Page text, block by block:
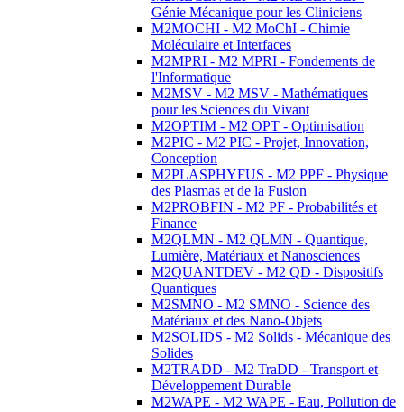
Génie Mécanique pour les Cliniciens
M2MOCHI - M2 MoChI - Chimie
Moléculaire et Interfaces
M2MPRI - M2 MPRI - Fondements de
l'Informatique
M2MSV - M2 MSV - Mathématiques
pour les Sciences du Vivant
M2OPTIM - M2 OPT - Optimisation
M2PIC - M2 PIC - Projet, Innovation,
Conception
M2PLASPHYFUS - M2 PPF - Physique
des Plasmas et de la Fusion
M2PROBFIN - M2 PF - Probabilités et
Finance
M2QLMN - M2 QLMN - Quantique,
Lumière, Matériaux et Nanosciences
M2QUANTDEV - M2 QD - Dispositifs
Quantiques
M2SMNO - M2 SMNO - Science des
Matériaux et des Nano-Objets
M2SOLIDS - M2 Solids - Mécanique des
Solides
M2TRADD - M2 TraDD - Transport et
Développement Durable
M2WAPE - M2 WAPE - Eau, Pollution de